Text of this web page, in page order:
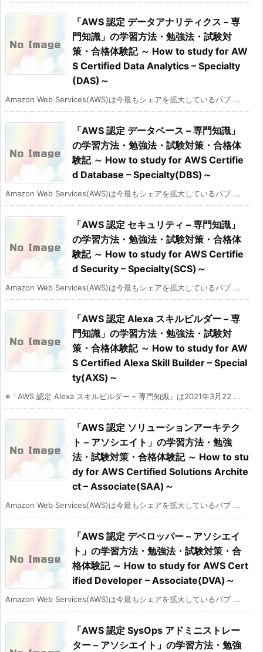
「AWS 認定 データアナリティクス – 専
門知識」の学習方法・勉強法・試験対
策・合格体験記 ～ How to study for AW
S Certified Data Analytics – Specialty
(DAS)～
Amazon Web Services(AWS)は今最もシェアを拡大しているパブ ...
「AWS 認定 データベース – 専門知識」
の学習方法・勉強法・試験対策・合格体
験記 ～ How to study for AWS Certifie
d Database – Specialty(DBS)～
Amazon Web Services(AWS)は今最もシェアを拡大しているパブ ...
「AWS 認定 セキュリティ – 専門知識」
の学習方法・勉強法・試験対策・合格体
験記 ～ How to study for AWS Certifie
d Security – Specialty(SCS)～
Amazon Web Services(AWS)は今最もシェアを拡大しているパブ ...
「AWS 認定 Alexa スキルビルダー – 専
門知識」の学習方法・勉強法・試験対
策・合格体験記 ～ How to study for AW
S Certified Alexa Skill Builder – Special
ty(AXS)～
※「AWS 認定 Alexa スキルビルダー – 専門知識」は2021年3月22 ...
「AWS 認定 ソリューションアーキテク
ト – アソシエイト」の学習方法・勉強
法・試験対策・合格体験記 ～ How to stu
dy for AWS Certified Solutions Archite
ct – Associate(SAA)～
Amazon Web Services(AWS)は今最もシェアを拡大しているパブ ...
「AWS 認定 デベロッパー – アソシエイ
ト」の学習方法・勉強法・試験対策・合
格体験記 ～ How to study for AWS Cert
ified Developer – Associate(DVA)～
Amazon Web Services(AWS)は今最もシェアを拡大しているパブ ...
「AWS 認定 SysOps アドミニストレー
ター – アソシエイト」の学習方法・勉強